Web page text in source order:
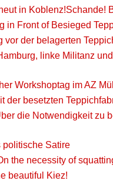
in Koblenz!Schande!
in Front of Besieged
vor der belagerten
linke Militanz
Workshoptag im AZ
der besetzten
die Notwendigkeit zu
politische Satire
the necessity of
beautiful Kiez!